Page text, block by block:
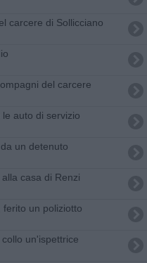
carcere di Sollicciano
del carcere
auto di servizio
un detenuto
casa di Renzi
ferito un poliziotto
un'ispettrice